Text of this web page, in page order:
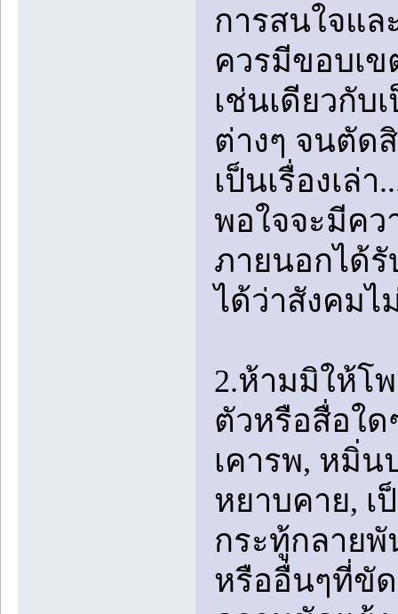
การสนใจแล
ควรมีขอบเข
เช่นเดียวกั
ต่างๆ จนตัดสิ
เป็นเรื่องเล่
พอใจจะมีคว
ภายนอกได้รั
ได้ว่าสังคมไ
2.ห้ามมิให้โ
ตัวหรือสื่อใ
เคารพ, หมิ่น
หยาบคาย, เ
กระทู้กลายพั
หรืออื่นๆที่ขั